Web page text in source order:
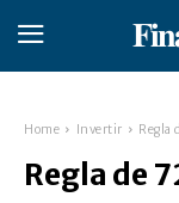
Home Invertir Regla
Regla de